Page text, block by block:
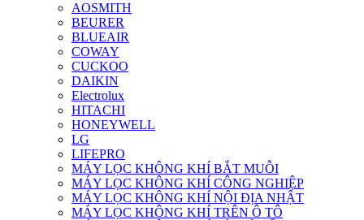
AOSMITH
BEURER
BLUEAIR
COWAY
CUCKOO
DAIKIN
Electrolux
HITACHI
HONEYWELL
LG
LIFEPRO
MÁY LỌC KHÔNG KHÍ BẮT MUỖI
MÁY LỌC KHÔNG KHÍ CÔNG NGHIỆP
MÁY LỌC KHÔNG KHÍ NỘI ĐỊA NHẬT
MÁY LỌC KHÔNG KHÍ TRÊN Ô TÔ